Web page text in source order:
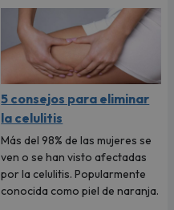
5 consejos para eliminar
la celulitis
Más del 98% de las mujeres se
ven o se han visto afectadas
por la celulitis. Popularmente
conocida como piel de naranja.